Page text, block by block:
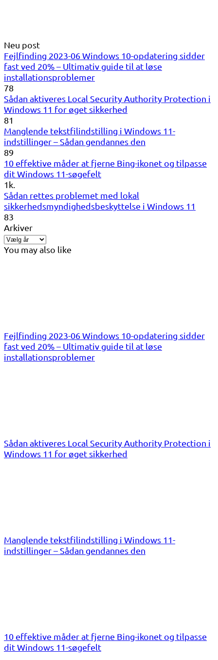
Neu post
Fejlfinding 2023-06 Windows 10-opdatering sidder
fast ved 20% – Ultimativ guide til at løse
installationsproblemer
78
Sådan aktiveres Local Security Authority Protection i
Windows 11 for øget sikkerhed
81
Manglende tekstfilindstilling i Windows 11-
indstillinger – Sådan gendannes den
89
10 effektive måder at fjerne Bing-ikonet og tilpasse
dit Windows 11-søgefelt
1k.
Sådan rettes problemet med lokal
sikkerhedsmyndighedsbeskyttelse i Windows 11
83
Arkiver
You may also like
Fejlfinding 2023-06 Windows 10-opdatering sidder
fast ved 20% – Ultimativ guide til at løse
installationsproblemer
Sådan aktiveres Local Security Authority Protection i
Windows 11 for øget sikkerhed
Manglende tekstfilindstilling i Windows 11-
indstillinger – Sådan gendannes den
10 effektive måder at fjerne Bing-ikonet og tilpasse
dit Windows 11-søgefelt